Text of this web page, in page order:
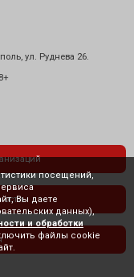
ул. Руднева 26.
посещений,
Вы даете
данных),
и обработки
файлы cookie